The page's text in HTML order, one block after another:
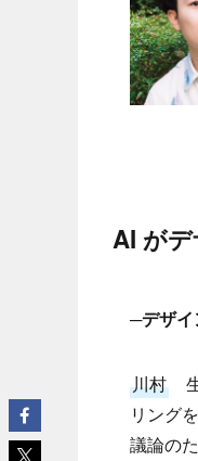
AI が
─デザイ
川村
リング
議論の